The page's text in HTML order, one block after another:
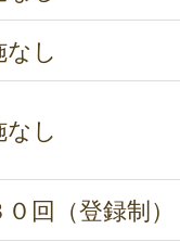
なし
なし
回（登録制）